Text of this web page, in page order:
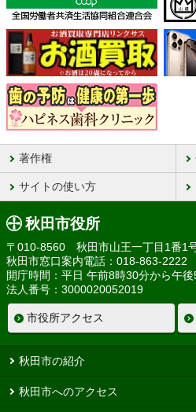
著作権
サイトの使い方
秋田市役所
〒010-8560 秋田市山王一丁目1番1
秋田市窓口案内電話：018-863-
開庁時間：平日 午前8時30分から午
法人番号：3000020052019
市役所アクセス
秋田市の紹介
秋田市へのアクセス